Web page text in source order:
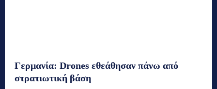
Γερμανία: Drones εθεάθησαν πάνω από
στρατιωτική βάση